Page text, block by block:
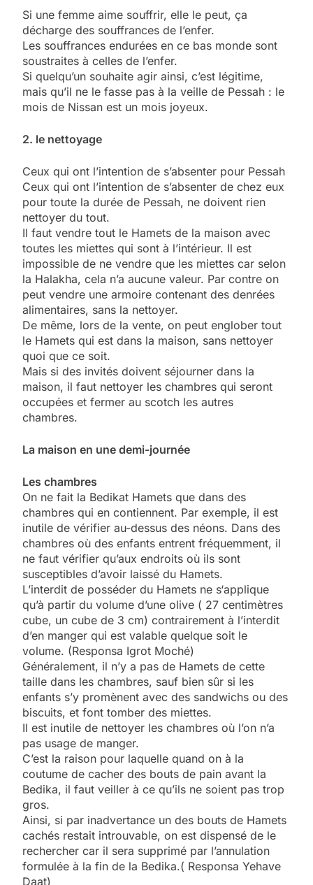
Si une femme aime souffrir, elle le peut, ça
décharge des souffrances de l’enfer.
Les souffrances endurées en ce bas monde sont
soustraites à celles de l’enfer.
Si quelqu’un souhaite agir ainsi, c’est légitime,
mais qu’il ne le fasse pas à la veille de Pessah : le
mois de Nissan est un mois joyeux.
2. le nettoyage
Ceux qui ont l’intention de s’absenter pour Pessah
Ceux qui ont l’intention de s’absenter de chez eux
pour toute la durée de Pessah, ne doivent rien
nettoyer du tout.
Il faut vendre tout le Hamets de la maison avec
toutes les miettes qui sont à l’intérieur. Il est
impossible de ne vendre que les miettes car selon
la Halakha, cela n’a aucune valeur. Par contre on
peut vendre une armoire contenant des denrées
alimentaires, sans la nettoyer.
De même, lors de la vente, on peut englober tout
le Hamets qui est dans la maison, sans nettoyer
quoi que ce soit.
Mais si des invités doivent séjourner dans la
maison, il faut nettoyer les chambres qui seront
occupées et fermer au scotch les autres
chambres.
La maison en une demi-journée
Les chambres
On ne fait la Bedikat Hamets que dans des
chambres qui en contiennent. Par exemple, il est
inutile de vérifier au-dessus des néons. Dans des
chambres où des enfants entrent fréquemment, il
ne faut vérifier qu’aux endroits où ils sont
susceptibles d’avoir laissé du Hamets.
L’interdit de posséder du Hamets ne s‘applique
qu’à partir du volume d’une olive ( 27 centimètres
cube, un cube de 3 cm) contrairement à l’interdit
d’en manger qui est valable quelque soit le
volume. (Responsa Igrot Moché)
Généralement, il n’y a pas de Hamets de cette
taille dans les chambres, sauf bien sûr si les
enfants s’y promènent avec des sandwichs ou des
biscuits, et font tomber des miettes.
Il est inutile de nettoyer les chambres où l’on n’a
pas usage de manger.
C’est la raison pour laquelle quand on à la
coutume de cacher des bouts de pain avant la
Bedika, il faut veiller à ce qu’ils ne soient pas trop
gros.
Ainsi, si par inadvertance un des bouts de Hamets
cachés restait introuvable, on est dispensé de le
rechercher car il sera supprimé par l’annulation
formulée à la fin de la Bedika.( Responsa Yehave
Daat)